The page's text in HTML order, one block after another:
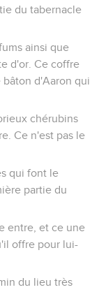
du tabernacle
ainsi que
d'or. Ce coffre
d'Aaron qui
chérubins
Ce n'est pas le
qui font le
partie du
entre, et ce une
offre pour lui-
du lieu très